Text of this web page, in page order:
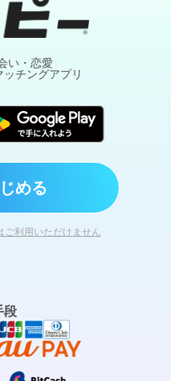
い・恋愛
チングアプリ
める
ご利用いただけません
段